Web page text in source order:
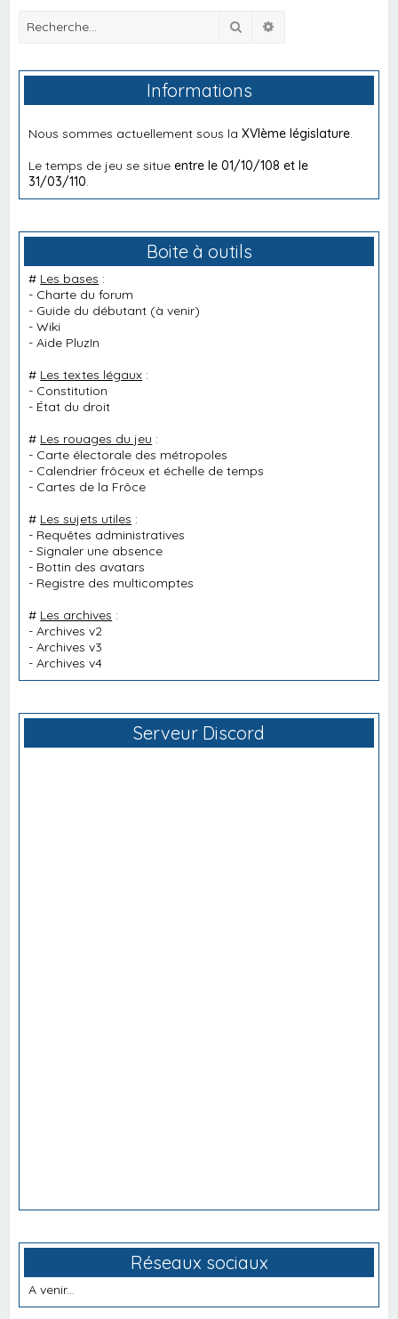
Rechercher
Informations
Nous sommes actuellement sous laXVIème législature
Le temps de jeu se situeentre le 01/10/108 et le
31/03/110
Boite à outils
# Les bases :
- Charte du forum
- Guide du débutant (à venir)
-Wiki
-Aide PluzIn
# Les textes légaux :
- Constitution
- État du droit
# Les rouages du jeu :
- Carte électorale des métropoles
- Calendrier frôceux et échelle de temps
- Cartes de la Frôce
# Les sujets utiles :
- Requêtes administratives
-Signaler une absence
- Bottin des avatars
- Registre des multicomptes
# Les archives :
-Archives v2
-Archives v3
-Archives v4
Serveur Discord
Réseaux sociaux
A venir...